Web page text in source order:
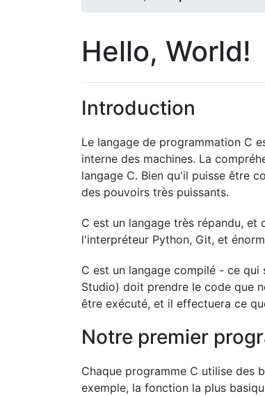
Hello, World!
Introduction
Le langage de programmation C
interne des machines. La
langage C. Bien qu'il puisse être
des pouvoirs très puissants.
C est un langage très répandu, et
l'interpréteur Python, Git, et
C est un langage compilé - ce
Studio) doit prendre le code que
être exécuté, et il effectuera ce
Notre premier
Chaque programme C utilise des
exemple, la fonction la plus